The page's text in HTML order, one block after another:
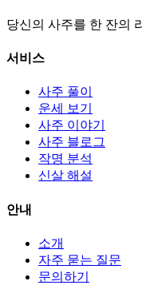
당신의 사주를 한 잔의
서비스
사주 풀이
운세 보기
사주 이야기
사주 블로그
작명 분석
신살 해설
안내
소개
자주 묻는 질문
문의하기